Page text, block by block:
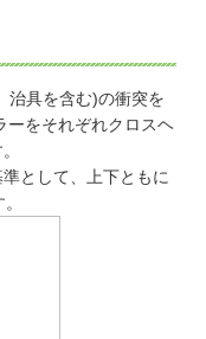
治具を含む)の衝突を
ーをそれぞれクロスヘ
として、上下ともに